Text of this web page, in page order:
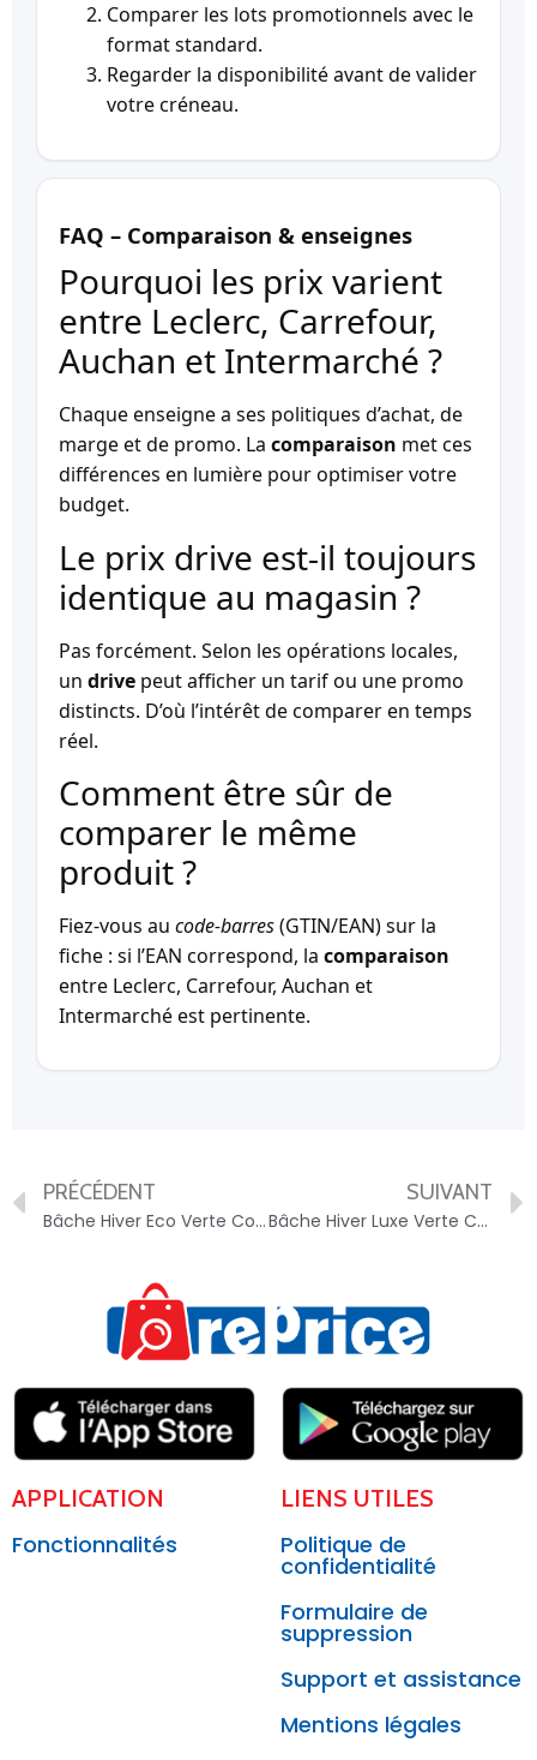
Comparer les lots promotionnels avec le
format standard.
Regarder la disponibilité avant de valider
votre créneau.
FAQ – Comparaison & enseignes
Pourquoi les prix varient
entre Leclerc, Carrefour,
Auchan et Intermarché ?
Chaque enseigne a ses politiques d’achat, de
marge et de promo. La comparaison met ces
différences en lumière pour optimiser votre
budget.
Le prix drive est-il toujours
identique au magasin ?
Pas forcément. Selon les opérations locales,
un drive peut afficher un tarif ou une promo
distincts. D’où l’intérêt de comparer en temps
réel.
Comment être sûr de
comparer le même
produit ?
Fiez-vous au code-barres(GTIN/EAN) sur la
fiche : si l’EAN correspond, la comparaison
entre Leclerc, Carrefour, Auchan et
Intermarché est pertinente.
PRÉCÉDENT
Bâche Hiver Eco Verte Compatible Piscine Cristaline Evolux 8.40×3.70m – 3700501158862
SUIVANT
Bâche Hiver Luxe Verte Compatible Piscine Cristaline Evolux 5.30×3.70m – 3700501158800
APPLICATION
Fonctionnalités
LIENS UTILES
Politique de
confidentialité
Formulaire de
suppression
Support et assistance
Mentions légales